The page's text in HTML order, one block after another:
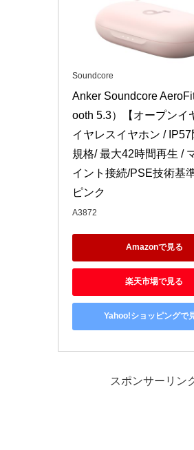
Soundcore
Anker Soundcore
ooth 5.3）【オープンイ
イヤレスイヤホン / IP57
規格/ 最大42時間再生 /
イント接続/PSE技術基
ピンク
A3872
Amazonで見る
楽天市場で見る
Yahoo!ショッピングで
スポンサーリン